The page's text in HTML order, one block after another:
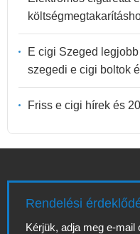
E cigi Szeged
szegedi e cigi boltok
Friss e cigi hírek és
Rendelési
Kérjük, adja meg e-